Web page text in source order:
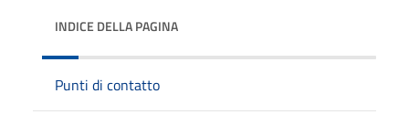
INDICE DELLA PAGINA
Punti di contatto